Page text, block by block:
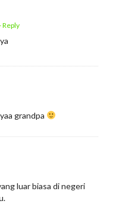
Reply
grandpa
luar biasa di negeri